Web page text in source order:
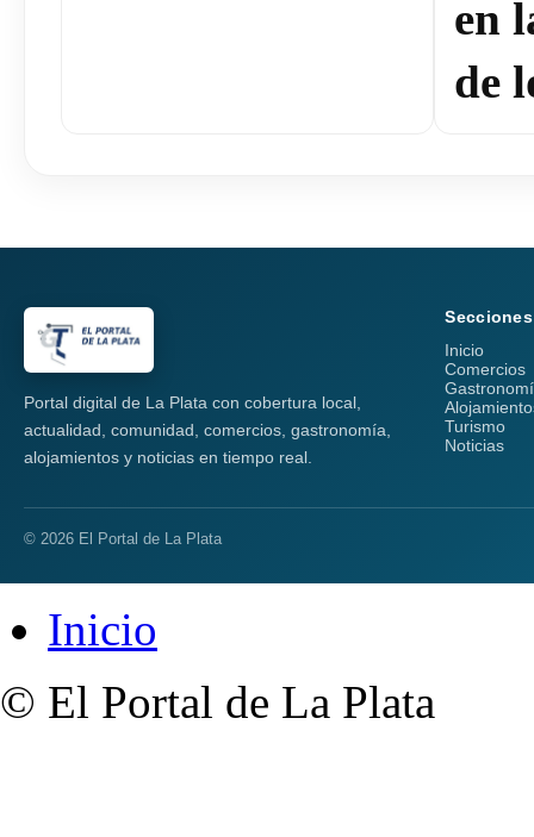
en
de
Portal digital de La Plata con cobertura local,
actualidad, comunidad, comercios, gastronomía,
alojamientos y noticias en tiempo real.
Secciones
Inicio
Comercios
Turismo
Noticias
© 2026 El Portal de La Plata
Inicio
© El Portal de La Plata